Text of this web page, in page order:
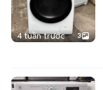
4 tuần trước 3